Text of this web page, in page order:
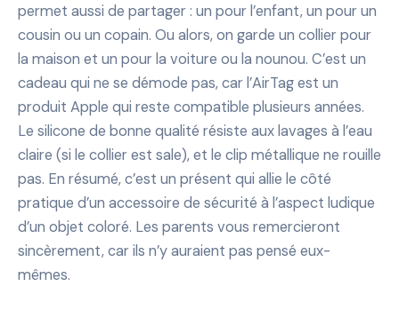
permet aussi de partager : un pour l’enfant, un pour un
cousin ou un copain. Ou alors, on garde un collier pour
la maison et un pour la voiture ou la nounou. C’est un
cadeau qui ne se démode pas, car l’AirTag est un
produit Apple qui reste compatible plusieurs années.
Le silicone de bonne qualité résiste aux lavages à l’eau
claire (si le collier est sale), et le clip métallique ne rouille
pas. En résumé, c’est un présent qui allie le côté
pratique d’un accessoire de sécurité à l’aspect ludique
d’un objet coloré. Les parents vous remercieront
sincèrement, car ils n’y auraient pas pensé eux-
mêmes.